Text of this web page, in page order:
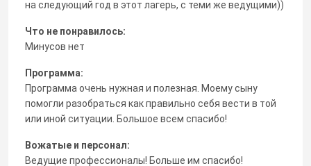
на следующий год в этот лагерь, с теми же ведущими))
Что не понравилось:
Минусов нет
Программа:
Программа очень нужная и полезная. Моему сыну
помогли разобраться как правильно себя вести в той
или иной ситуации. Большое всем спасибо!
Вожатые и персонал:
Ведущие профессионалы! Больше им спасибо!